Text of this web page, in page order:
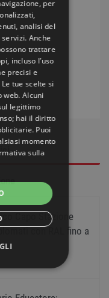
Capo Stazione
con RAL fino a
per
analisi del
Anche
trattare
incluso l’uso
precisi e
tue scelte si
web. Alcuni
legittimo
hai il diritto
. Puoi
momento
sulla